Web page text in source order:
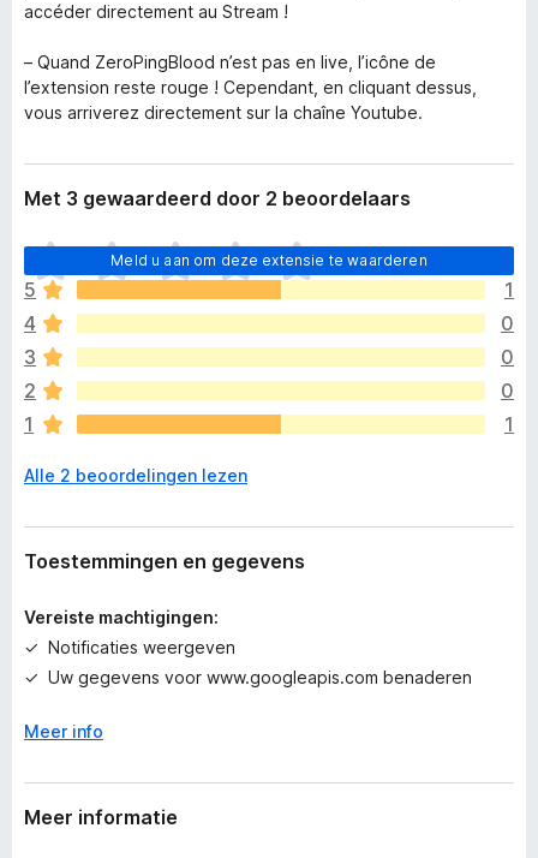
accéder directement au Stream !
– Quand ZeroPingBlood n’est pas en live, l’icône de
l’extension reste rouge ! Cependant, en cliquant dessus,
vous arriverez directement sur la chaîne Youtube.
Met 3 gewaardeerd door 2 beoordelaars
Meld u aan om deze extensie te waarderen
E
r
z
i
j
n
n
o
g
e
n
a
r
d
r
n
g
5
1
4
0
3
0
2
0
1
1
Alle 2 beoordelingen lezen
Toestemmingen en gegevens
Vereiste machtigingen:
Notificaties weergeven
Uw gegevens voor www.googleapis.com benaderen
Meer info
Meer informatie